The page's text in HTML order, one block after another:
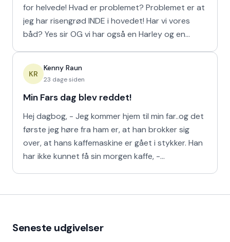
for helvede! Hvad er problemet? Problemet er at
jeg har risengrød INDE i hovedet! Har vi vores
båd? Yes sir OG vi har også en Harley og en
KR
Kenny Raun
23 dage siden
Min Fars dag blev reddet!
Hej dagbog, - Jeg kommer hjem til min far..og det
første jeg høre fra ham er, at han brokker sig
over, at hans kaffemaskine er gået i stykker. Han
har ikke kunnet få sin morgen kaffe, -
Seneste udgivelser